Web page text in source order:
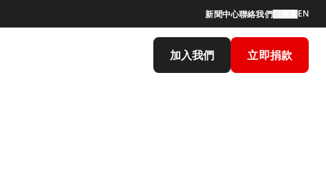
新聞中心聯絡我們 EN
加入我們 立即捐款